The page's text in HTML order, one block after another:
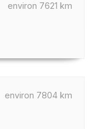
environ 7621 km
environ 7804 km